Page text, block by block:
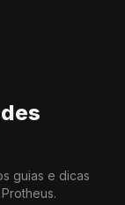
guias e dicas